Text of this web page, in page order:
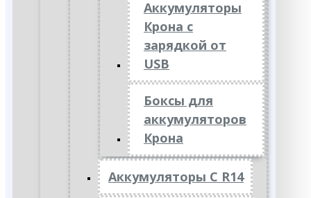
Аккумуляторы
Крона с
зарядкой от
USB
Боксы для
аккумуляторов
Крона
Аккумуляторы C R14